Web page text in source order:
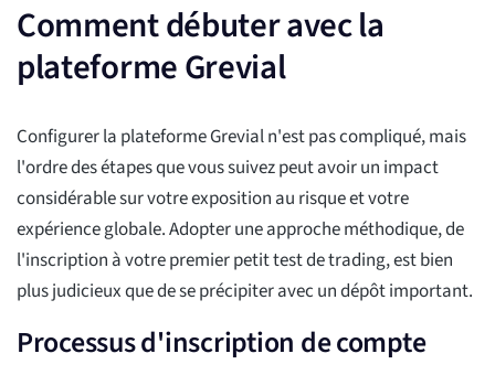
Comment débuter avec la
plateforme Grevial
Configurer la plateforme Grevial n'est pas compliqué, mais
l'ordre des étapes que vous suivez peut avoir un impact
considérable sur votre exposition au risque et votre
expérience globale. Adopter une approche méthodique, de
l'inscription à votre premier petit test de trading, est bien
plus judicieux que de se précipiter avec un dépôt important.
Processus d'inscription de compte